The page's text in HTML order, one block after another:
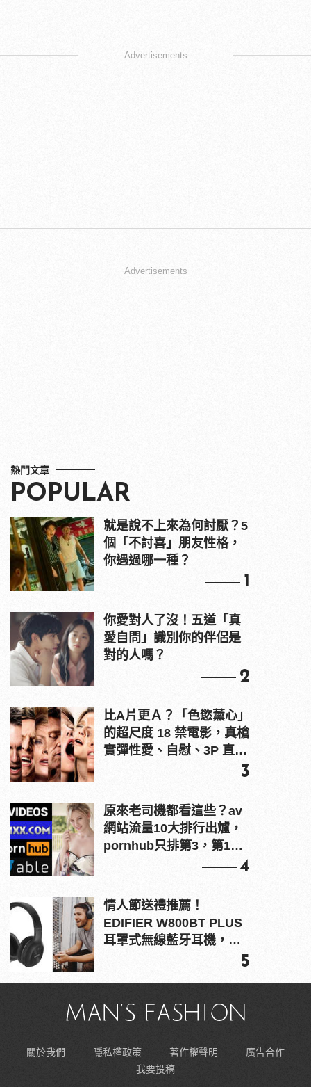
Advertisements
Advertisements
熱門文章
POPULAR
就是說不上來為何討厭？5
個「不討喜」朋友性格，
你遇過哪一種？
1
你愛對人了沒！五道「真
愛自問」識別你的伴侶是
對的人嗎？
2
比A片更Ａ？「色慾薰心」
的超尺度 18 禁電影，真槍
實彈性愛、自慰、3P 直接
3
原來老司機都看這些？av
網站流量10大排行出爐，
pornhub只排第3，第1名
4
情人節送禮推薦！
EDIFIER W800BT PLUS
耳罩式無線藍牙耳機，在
5
關於我們 隱私權政策 著作權聲明
廣告合作
我要投稿